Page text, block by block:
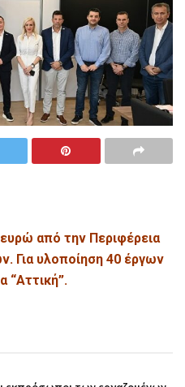
από την Περιφέρεια
Για υλοποίηση 40 έργων
“Αττική”.